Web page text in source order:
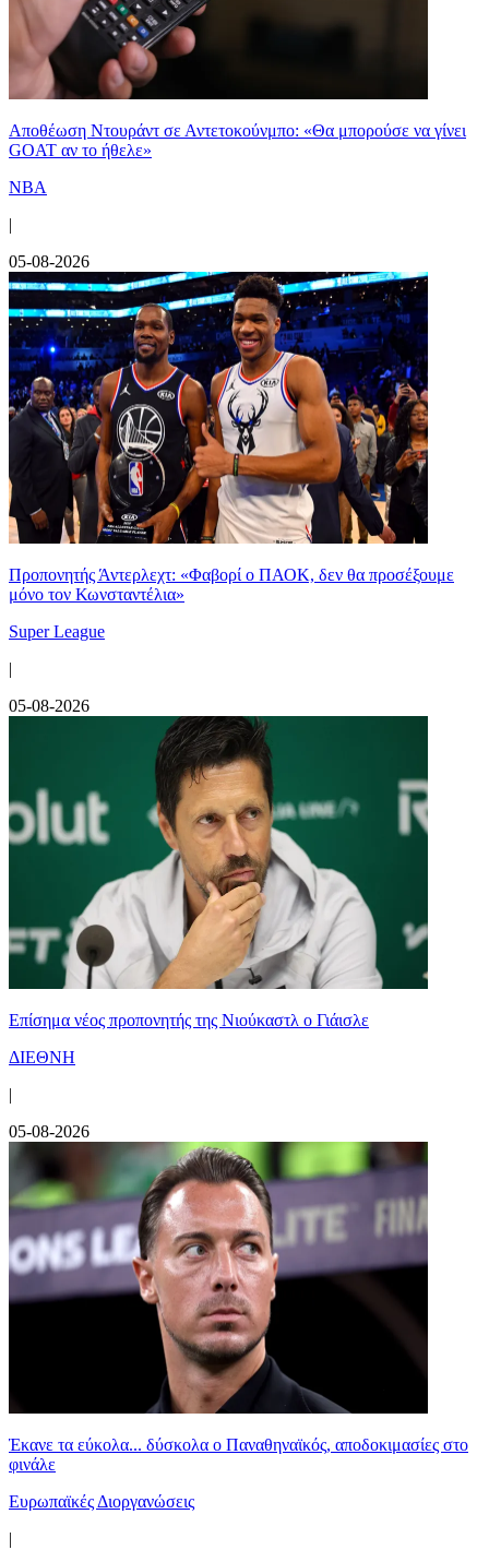
Αποθέωση Ντουράντ σε Αντετοκούνμπο: «Θα μπορούσε να γίνει
GOAT αν το ήθελε»
NBA
|
05-08-2026
Προπονητής Άντερλεχτ: «Φαβορί ο ΠΑΟΚ, δεν θα προσέξουμε
μόνο τον Κωνσταντέλια»
Super League
|
05-08-2026
Επίσημα νέος προπονητής της Νιούκαστλ ο Γιάισλε
ΔΙΕΘΝΗ
|
05-08-2026
Έκανε τα εύκολα... δύσκολα ο Παναθηναϊκός, αποδοκιμασίες στο
φινάλε
Ευρωπαϊκές Διοργανώσεις
|